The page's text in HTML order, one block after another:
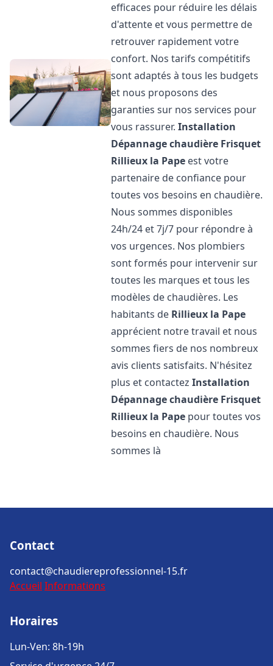
efficaces pour réduire les délais
d'attente et vous permettre de
retrouver rapidement votre
confort. Nos tarifs compétitifs
sont adaptés à tous les budgets
et nous proposons des
garanties sur nos services pour
vous rassurer.Installation
Dépannage chaudière Frisquet
Rillieux la Pape est votre
partenaire de confiance pour
toutes vos besoins en chaudière.
Nous sommes disponibles
24h/24 et 7j/7 pour répondre à
vos urgences. Nos plombiers
sont formés pour intervenir sur
toutes les marques et tous les
modèles de chaudières. Les
habitants de Rillieux la Pape
apprécient notre travail et nous
sommes fiers de nos nombreux
avis clients satisfaits. N'hésitez
plus et contactezInstallation
Dépannage chaudière Frisquet
Rillieux la Pape pour toutes vos
besoins en chaudière. Nous
sommes là
Contact
contact@chaudiereprofessionnel-15.fr
Accueil Informations
Horaires
Lun-Ven: 8h-19h